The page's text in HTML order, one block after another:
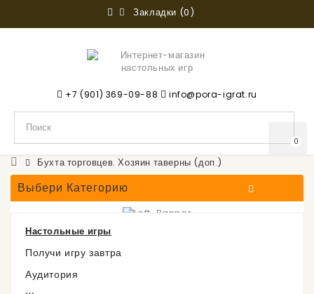
Закладки (0)
0
+7 (901) 369-09-88 info@pora-igrat.ru
Бухта торговцев. Хозяин таверны (доп.)
Выбери Категорию
Настольные игры
Получи игру завтра
Аудитория
Бухта торговцев. Хозяин
таверны (доп.)